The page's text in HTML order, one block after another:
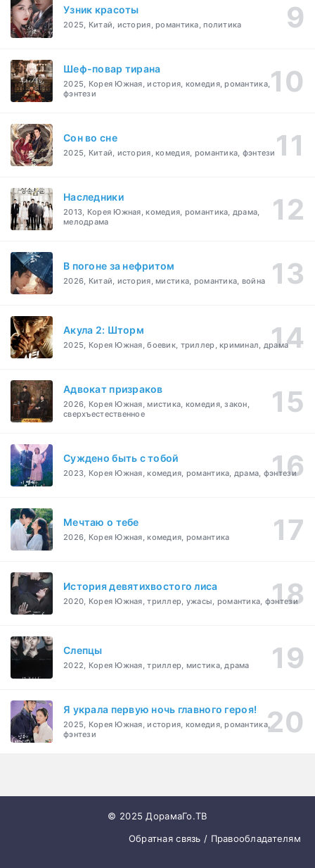
Узник красоты
2025, Китай, история, романтика, политика
Шеф-повар тирана
2025, Корея Южная, история, комедия, романтика,
фэнтези
Cон во сне
2025, Китай, история, комедия, романтика, фэнтези
Наследники
2013, Корея Южная, комедия, романтика, драма,
мелодрама
В погоне за нефритом
2026, Китай, история, мистика, романтика, война
Акула 2: Шторм
2025, Корея Южная, боевик, триллер, криминал, драма
Адвокат призраков
2026, Корея Южная, мистика, комедия, закон,
сверхъестественное
Суждено быть с тобой
2023, Корея Южная, комедия, романтика, драма, фэнтези
Мечтаю о тебе
2026, Корея Южная, комедия, романтика
История девятихвостого лиса
2020, Корея Южная, триллер, ужасы, романтика, фэнтези
Слепцы
2022, Корея Южная, триллер, мистика, драма
Я украла первую ночь главного героя!
2025, Корея Южная, история, комедия, романтика,
фэнтези
© 2025 ДорамаГо.ТВ
Обратная связь / Правообладателям